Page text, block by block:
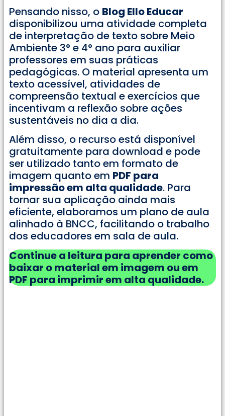
Pensando nisso, o Blog Ello Educar
disponibilizou uma atividade completa
de interpretação de texto sobre Meio
Ambiente 3° e 4° ano para auxiliar
professores em suas práticas
pedagógicas. O material apresenta um
texto acessível, atividades de
compreensão textual e exercícios que
incentivam a reflexão sobre ações
sustentáveis no dia a dia.
Além disso, o recurso está disponível
gratuitamente para download e pode
ser utilizado tanto em formato de
imagem quanto em PDF para
impressão em alta qualidade. Para
tornar sua aplicação ainda mais
eficiente, elaboramos um plano de aula
alinhado à BNCC, facilitando o trabalho
dos educadores em sala de aula.
Continue a leitura para aprender como
baixar o material em imagem ou em
PDF para imprimir em alta qualidade.